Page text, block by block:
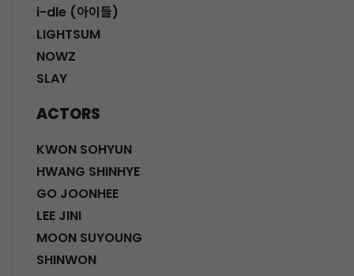
i-dle (아이들)
LIGHTSUM
NOWZ
SLAY
ACTORS
KWON SOHYUN
HWANG SHINHYE
GO JOONHEE
LEE JINI
MOON SUYOUNG
SHINWON